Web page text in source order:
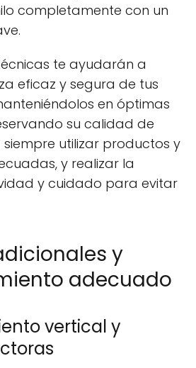
completamente con un
te ayudarán a
eficaz y segura de tus
en óptimas
su calidad de
siempre utilizar productos y
y realizar la
y cuidado para evitar
y
adecuado
vertical y